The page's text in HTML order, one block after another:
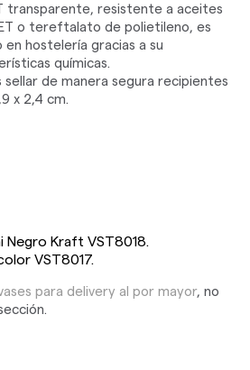
transparente, resistente a aceites
o tereftalato de polietileno, es
hostelería gracias a su
químicas.
de manera segura recipientes
x 2,4 cm.
Negro Kraft VST8018.
VST8017.
para delivery al por mayor, no